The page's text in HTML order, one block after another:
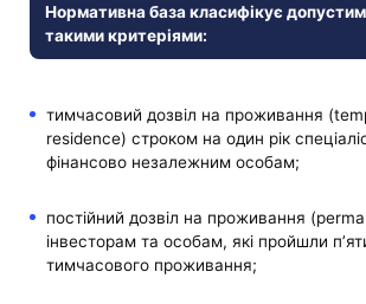
Нормативна база класифікує
такими критеріями:
тимчасовий дозвіл на проживання
residence) строком на один рік
фінансово незалежним особам;
постійний дозвіл на проживання
інвесторам та особам, які пройшли
тимчасового проживання;